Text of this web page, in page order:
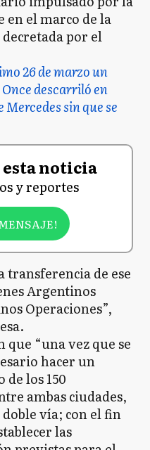
en el marco de la
por el
26 de marzo un
descarriló en
sin que se
esta noticia
y reportes
transferencia de ese
Argentinos
Operaciones”,
“una vez que se
hacer un
los 150
ambas ciudades,
doble vía; con el fin
las